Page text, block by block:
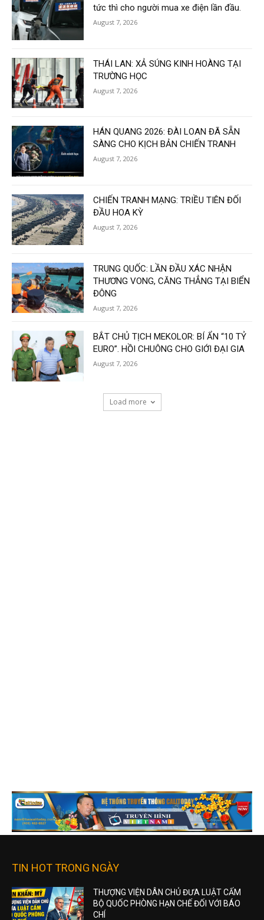
tức thì cho người mua xe điện lần đầu.
August 7, 2026
THÁI LAN: XẢ SÚNG KINH HOÀNG TẠI
TRƯỜNG HỌC
August 7, 2026
HÁN QUANG 2026: ĐÀI LOAN ĐÃ SẴN
SÀNG CHO KỊCH BẢN CHIẾN TRANH
August 7, 2026
CHIẾN TRANH MẠNG: TRIỀU TIÊN ĐỐI
ĐẦU HOA KỲ
August 7, 2026
TRUNG QUỐC: LẦN ĐẦU XÁC NHẬN
THƯƠNG VONG, CĂNG THẲNG TẠI BIỂN
ĐÔNG
August 7, 2026
BẮT CHỦ TỊCH MEKOLOR: BÍ ẨN “10 TỶ
EURO”. HỒI CHUÔNG CHO GIỚI ĐẠI GIA
August 7, 2026
Load more
TIN HOT TRONG NGÀY
THƯỢNG VIỆN DÂN CHỦ ĐƯA LUẬT CẤM
BỘ QUỐC PHÒNG HẠN CHẾ ĐỐI VỚI BÁO
CHÍ